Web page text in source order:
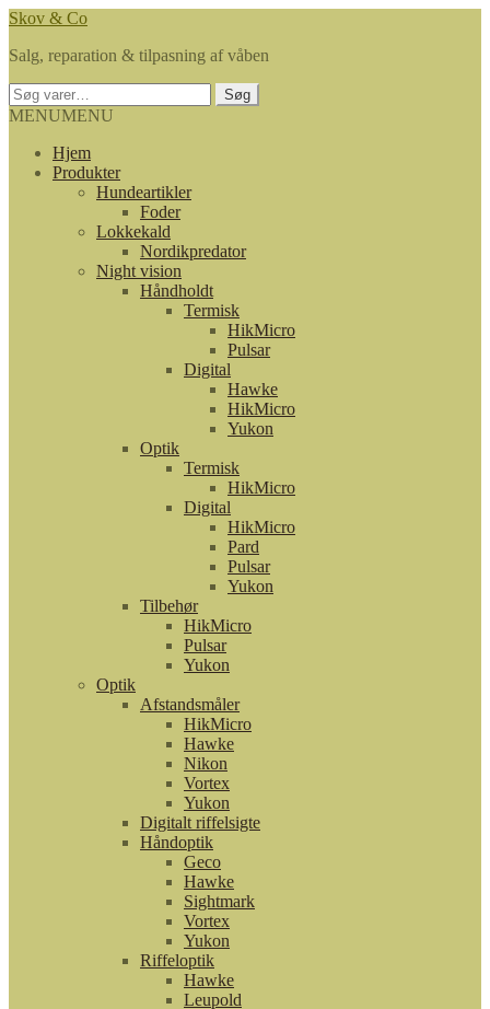
Spring
navigation
Spring
indhold
Skov & Co
Salg, reparation & tilpasning af våben
Søg
efter:
Søg
MENUMENU
Hjem
Produkter
Hundeartikler
Foder
Lokkekald
Nordikpredator
Night vision
Håndholdt
Termisk
HikMicro
Pulsar
Digital
Hawke
HikMicro
Yukon
Optik
Termisk
HikMicro
Digital
HikMicro
Pard
Pulsar
Yukon
Tilbehør
HikMicro
Pulsar
Yukon
Optik
Afstandsmåler
HikMicro
Hawke
Nikon
Vortex
Yukon
Digitalt riffelsigte
Håndoptik
Geco
Hawke
Sightmark
Vortex
Yukon
Riffeloptik
Hawke
Leupold